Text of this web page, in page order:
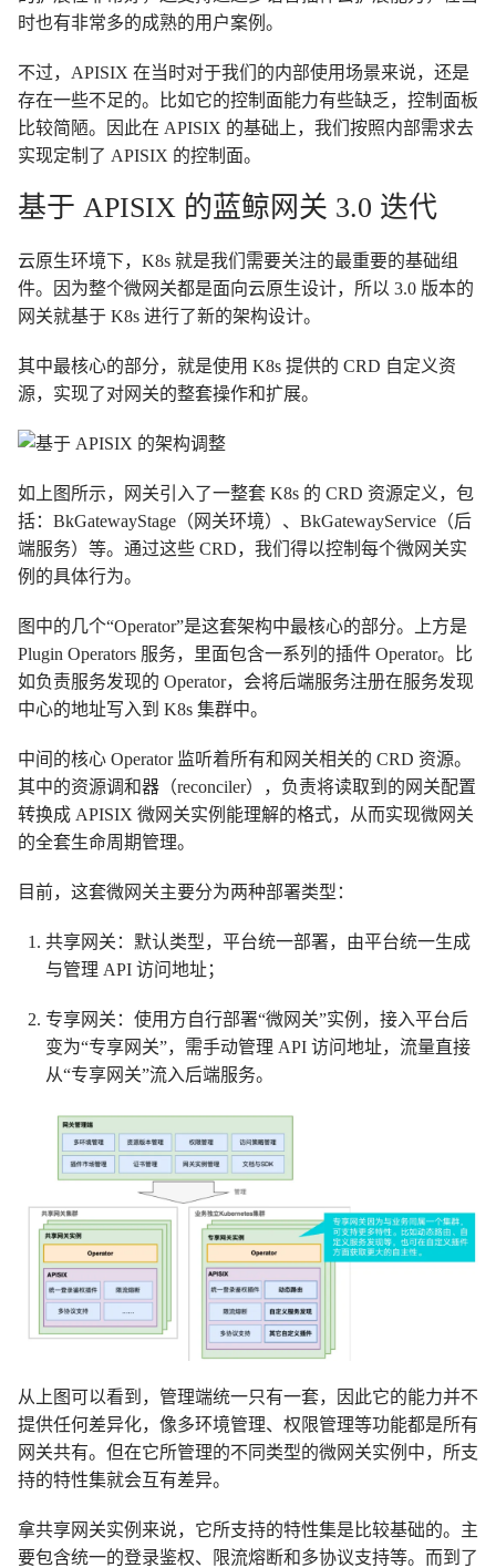
时也有非常多的成熟的用户案例。
不过，APISIX 在当时对于我们的内部使用场景来说，还是
存在一些不足的。比如它的控制面能力有些缺乏，控制面板
比较简陋。因此在 APISIX 的基础上，我们按照内部需求去
实现定制了 APISIX 的控制面。
基于 APISIX 的蓝鲸网关 3.0 迭代
云原生环境下，K8s 就是我们需要关注的最重要的基础组
件。因为整个微网关都是面向云原生设计，所以 3.0 版本的
网关就基于 K8s 进行了新的架构设计。
其中最核心的部分，就是使用 K8s 提供的 CRD 自定义资
源，实现了对网关的整套操作和扩展。
如上图所示，网关引入了一整套 K8s 的 CRD 资源定义，包
括：BkGatewayStage（网关环境）、BkGatewayService（后
端服务）等。通过这些 CRD，我们得以控制每个微网关实
例的具体行为。
图中的几个“Operator”是这套架构中最核心的部分。上方是
Plugin Operators 服务，里面包含一系列的插件 Operator。比
如负责服务发现的 Operator，会将后端服务注册在服务发现
中心的地址写入到 K8s 集群中。
中间的核心 Operator 监听着所有和网关相关的 CRD 资源。
其中的资源调和器（reconciler），负责将读取到的网关配置
转换成 APISIX 微网关实例能理解的格式，从而实现微网关
的全套生命周期管理。
目前，这套微网关主要分为两种部署类型：
共享网关：默认类型，平台统一部署，由平台统一生成
与管理 API 访问地址；
专享网关：使用方自行部署“微网关”实例，接入平台后
变为“专享网关”，需手动管理 API 访问地址，流量直接
从“专享网关”流入后端服务。
从上图可以看到，管理端统一只有一套，因此它的能力并不
提供任何差异化，像多环境管理、权限管理等功能都是所有
网关共有。但在它所管理的不同类型的微网关实例中，所支
持的特性集就会互有差异。
拿共享网关实例来说，它所支持的特性集是比较基础的。主
要包含统一的登录鉴权、限流熔断和多协议支持等。而到了